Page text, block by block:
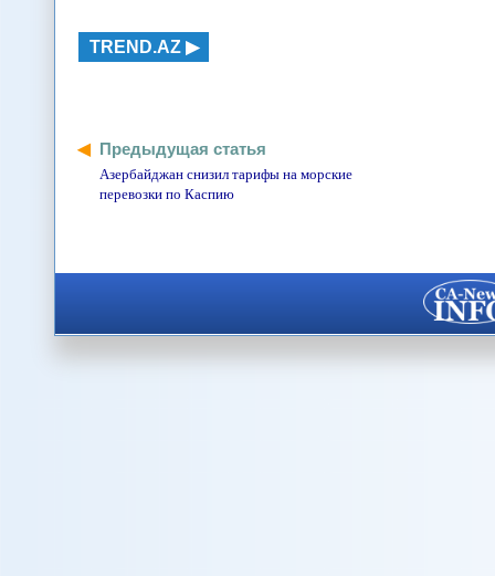
TREND.AZ
Предыдущая статья
Азербайджан снизил тарифы на морские
перевозки по Каспию